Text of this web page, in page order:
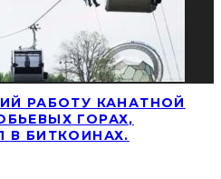
РАБОТУ КАНАТНОЙ
ГОРАХ,
В БИТКОИНАХ.